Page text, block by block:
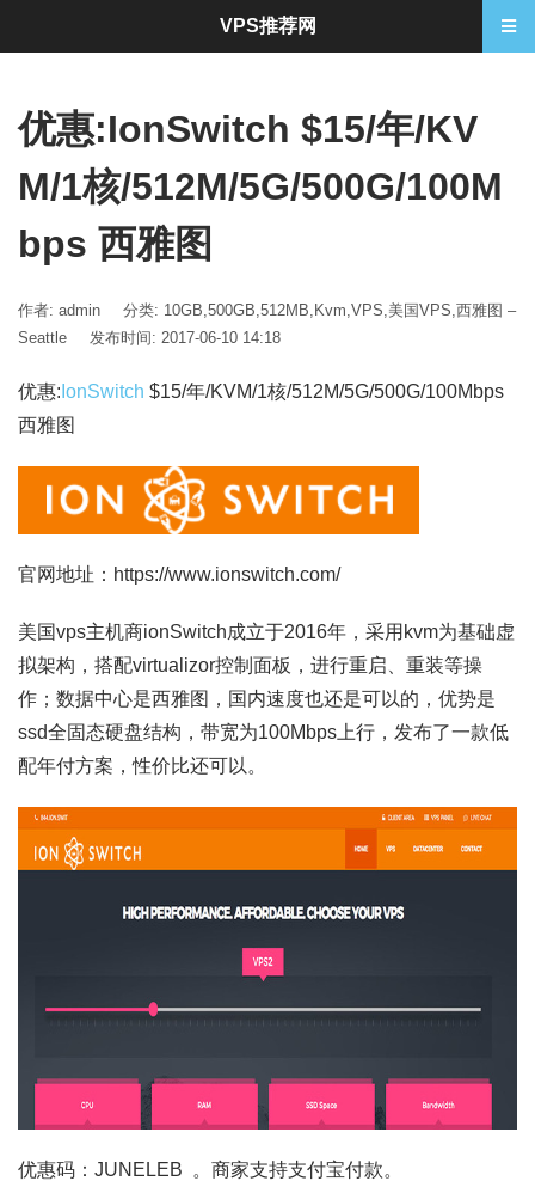
优惠:IonSwitch $15/年/KV
M/1核/512M/5G/500G/100M
bps 西雅图
作者: admin 分类: 10GB,500GB,512MB, Kvm,VPS,美国VPS,西雅图 –
Seattle
发布时间: 2017-06-10 14:18
优惠: IonSwitch $15/年/KVM/1核/512M/5G/500G/100Mbps
西雅图
官网地址：https://www.ionswitch.com/
美国vps主机商ionSwitch成立于2016年，采用kvm为基础虚
拟架构，搭配virtualizor控制面板，进行重启、重装等操
作；数据中心是西雅图，国内速度也还是可以的，优势是
ssd全固态硬盘结构，带宽为100Mbps上行，发布了一款低
配年付方案，性价比还可以。
优惠码：JUNELEB 。商家支持支付宝付款。
VPS推荐网